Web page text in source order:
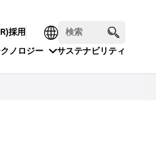
採用
ノロジー サステナビリティ